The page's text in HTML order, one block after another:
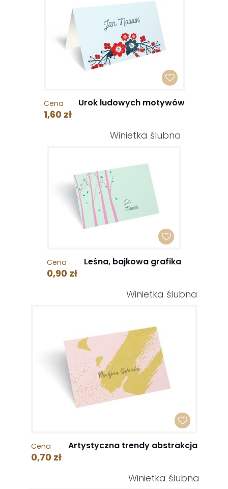
Cena
1,60 zł
Urok ludowych motywów
Winietka ślubna
Cena
0,90 zł
Leśna, bajkowa grafika
Winietka ślubna
Cena
0,70 zł
Artystyczna trendy abstrakcja
Winietka ślubna